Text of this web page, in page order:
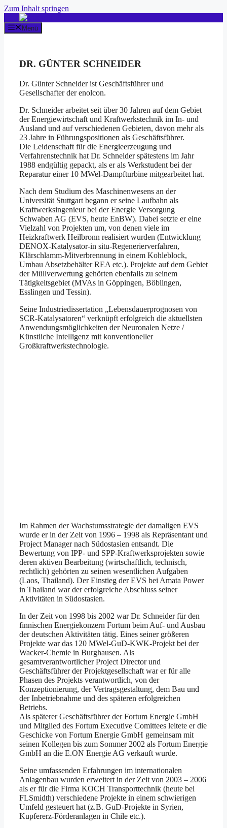
Zum Inhalt springen
Menü
DR. GÜNTER SCHNEIDER
Dr. Günter Schneider ist Geschäftsführer und
Gesellschafter der enolcon.
Dr. Schneider arbeitet seit über 30 Jahren auf dem Gebiet
der Energiewirtschaft und Kraftwerkstechnik im In- und
Ausland und auf verschiedenen Gebieten, davon mehr als
23 Jahre in Führungspositionen als Geschäftsführer.
Die Leidenschaft für die Energieerzeugung und
Verfahrenstechnik hat Dr. Schneider spätestens im Jahr
1988 endgültig gepackt, als er als Werkstudent bei der
Reparatur einer 10 MWel-Dampfturbine mitgearbeitet hat.
Nach dem Studium des Maschinenwesens an der
Universität Stuttgart begann er seine Laufbahn als
Kraftwerksingenieur bei der Energie Versorgung
Schwaben AG (EVS, heute EnBW). Dabei setzte er eine
Vielzahl von Projekten um, von denen viele im
Heizkraftwerk Heilbronn realisiert wurden (Entwicklung
DENOX-Katalysator-in situ-Regenerierverfahren,
Klärschlamm-Mitverbrennung in einem Kohleblock,
Umbau Absetzbehälter REA etc.). Projekte auf dem Gebiet
der Müllverwertung gehörten ebenfalls zu seinem
Tätigkeitsgebiet (MVAs in Göppingen, Böblingen,
Esslingen und Tessin).
Seine Industriedissertation „Lebensdauerprognosen von
SCR-Katalysatoren“ verknüpft erfolgreich die aktuellsten
Anwendungsmöglichkeiten der Neuronalen Netze /
Künstliche Intelligenz mit konventioneller
Großkraftwerkstechnologie.
Im Rahmen der Wachstumsstrategie der damaligen EVS
wurde er in der Zeit von 1996 – 1998 als Repräsentant und
Project Manager nach Südostasien entsandt. Die
Bewertung von IPP- und SPP-Kraftwerksprojekten sowie
deren aktiven Bearbeitung (wirtschaftlich, technisch,
rechtlich) gehörten zu seinen wesentlichen Aufgaben
(Laos, Thailand). Der Einstieg der EVS bei Amata Power
in Thailand war der erfolgreiche Abschluss seiner
Aktivitäten in Südostasien.
In der Zeit von 1998 bis 2002 war Dr. Schneider für den
finnischen Energiekonzern Fortum beim Auf- und Ausbau
der deutschen Aktivitäten tätig. Eines seiner größeren
Projekte war das 120 MWel-GuD-KWK-Projekt bei der
Wacker-Chemie in Burghausen. Als
gesamtverantwortlicher Project Director und
Geschäftsführer der Projektgesellschaft war er für alle
Phasen des Projekts verantwortlich, von der
Konzeptionierung, der Vertragsgestaltung, dem Bau und
der Inbetriebnahme und des späteren erfolgreichen
Betriebs.
Als späterer Geschäftsführer der Fortum Energie GmbH
und Mitglied des Fortum Executive Comittees leitete er die
Geschicke von Fortum Energie GmbH gemeinsam mit
seinen Kollegen bis zum Sommer 2002 als Fortum Energie
GmbH an die E.ON Energie AG verkauft wurde.
Seine umfassenden Erfahrungen im internationalen
Anlagenbau wurden erweitert in der Zeit von 2003 – 2006
als er für die Firma KOCH Transporttechnik (heute bei
FLSmidth) verschiedene Projekte in einem schwierigen
Umfeld gesteuert hat (z.B. GuD-Projekte in Syrien,
Kupfererz-Förderanlagen in Chile etc.).